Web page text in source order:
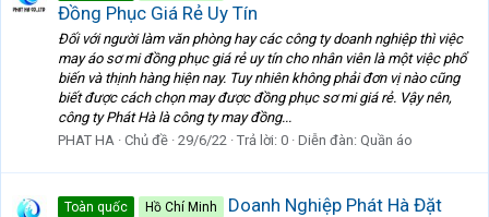
Đồng Phục Giá Rẻ Uy Tín
Đối với người làm văn phòng hay các công ty doanh nghiệp thì việc
may áo sơ mi đồng phục giá rẻ uy tín cho nhân viên là một việc phổ
biến và thịnh hàng hiện nay. Tuy nhiên không phải đơn vị nào cũng
biết được cách chọn may được đồng phục sơ mi giá rẻ. Vậy nên,
công ty Phát Hà là công ty may đồng...
PHAT HA Chủ đề 29/6/22 Trả lời: 0 Diễn đàn: Quần áo
Toàn quốc Hồ Chí Minh
Doanh Nghiệp Phát Hà Đặt